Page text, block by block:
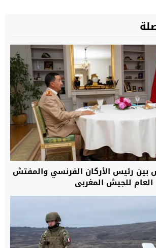
بين رئيس الأركان الفرنسي والمفتش
العام للجيش المغربي